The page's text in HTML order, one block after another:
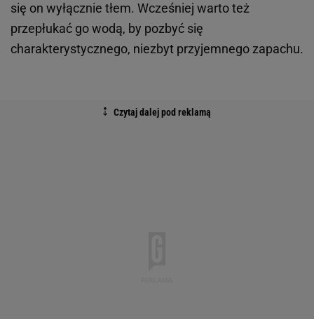
się on wyłącznie tłem. Wcześniej warto też
przepłukać go wodą, by pozbyć się
charakterystycznego, niezbyt przyjemnego zapachu.